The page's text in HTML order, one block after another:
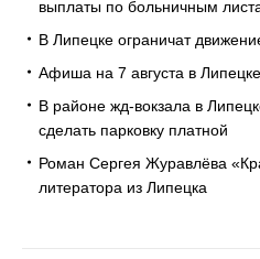
выплаты по больничным
В Липецке ограничат
Афиша на 7 августа в Липецке
В районе жд-вокзала в
сделать парковку платной
Роман Сергея Журавлёва
литератора из Липецка